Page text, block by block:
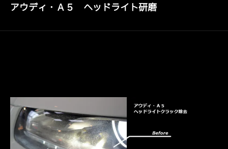
アウディ・Ａ５ ヘッドライト研磨